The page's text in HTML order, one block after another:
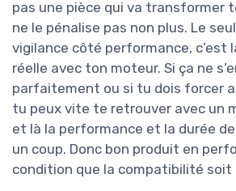
pas une pièce qui va transformer
ne le pénalise pas non plus. Le
vigilance côté performance, c’est
réelle avec ton moteur. Si ça ne
parfaitement ou si tu dois forcer
tu peux vite te retrouver avec un
et là la performance et la durée
un coup. Donc bon produit en
condition que la compatibilité soit